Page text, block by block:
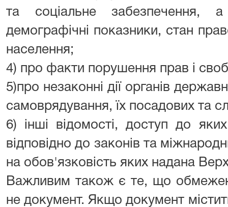
та соціальне забезпечення,
демографічні показники, стан
населення;
4) про факти порушення прав і
5)про незаконні дії органів
самоврядування, їх посадових та
6) інші відомості, доступ до
відповідно до законів та
на обов'язковість яких надана
Важливим також є те, що
не документ. Якщо документ